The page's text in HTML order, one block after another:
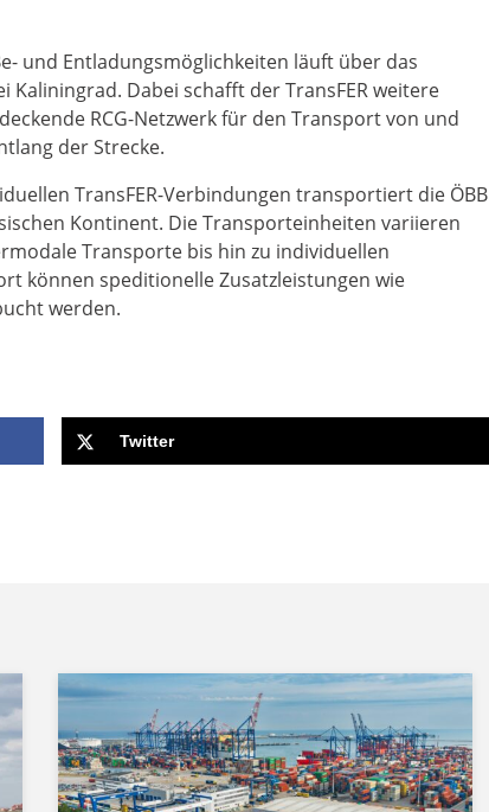
und Entladungsmöglichkeiten läuft über das
Kaliningrad. Dabei schafft der TransFER weitere
RCG-Netzwerk für den Transport von und
der Strecke.
TransFER-Verbindungen transportiert die ÖBB
Kontinent. Die Transporteinheiten variieren
Transporte bis hin zu individuellen
können speditionelle Zusatzleistungen wie
werden.
Twitter